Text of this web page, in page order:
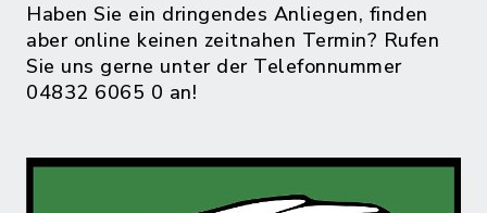
Haben Sie ein dringendes Anliegen, finden
aber online keinen zeitnahen Termin? Rufen
Sie uns gerne unter der Telefonnummer
04832 6065 0 an!